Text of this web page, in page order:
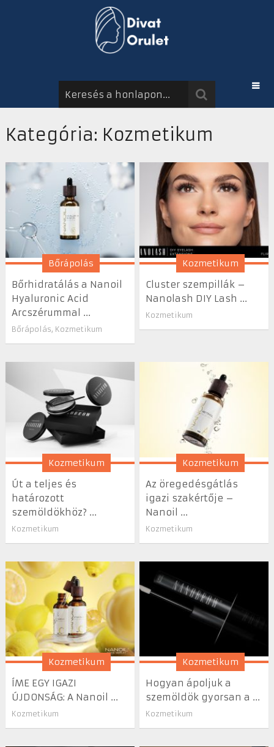
Kategória: Kozmetikum
Bőrápolás
Bőrhidratálás a Nanoil
Hyaluronic Acid
Arcszérummal ...
Bőrápolás, Kozmetikum
Kozmetikum
Cluster szempillák –
Nanolash DIY Lash ...
Kozmetikum
Kozmetikum
Út a teljes és
határozott
szemöldökhöz? ...
Kozmetikum
Kozmetikum
Az öregedésgátlás
igazi szakértője –
Nanoil ...
Kozmetikum
Kozmetikum
ÍME EGY IGAZI
ÚJDONSÁG: A Nanoil ...
Kozmetikum
Kozmetikum
Hogyan ápoljuk a
szemöldök gyorsan a ...
Kozmetikum